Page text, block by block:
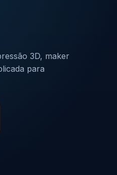
3D, maker
para